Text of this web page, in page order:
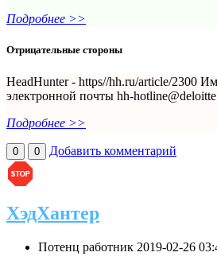
Подробнее >>
Отрицательные стороны
HeadHunter - https//hh.ru/artiсle/2300
электронной почты hh-
Подробнее >>
0 0 Добавить комментарий
ХэдХантер
Потенц работник 2019-02-26